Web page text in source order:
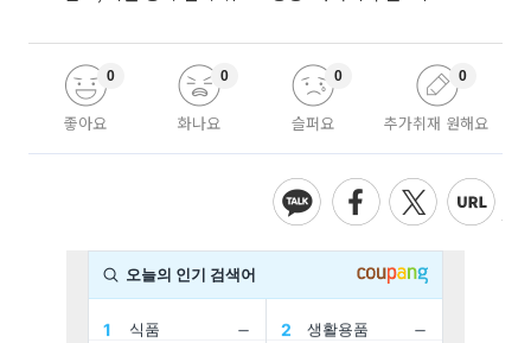
좋아요
0
화나요
0
슬퍼요
0
추가취재 원해요
0